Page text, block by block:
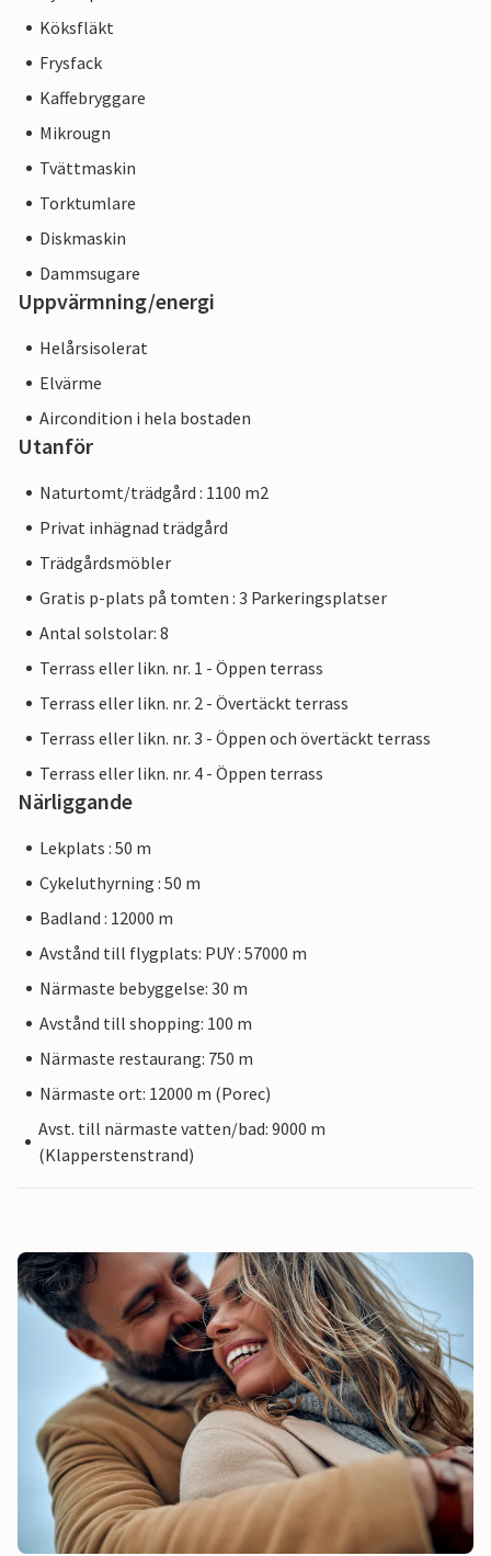
Köksfläkt
Frysfack
Kaffebryggare
Mikrougn
Tvättmaskin
Torktumlare
Diskmaskin
Dammsugare
Uppvärmning/energi
Helårsisolerat
Elvärme
Aircondition i hela bostaden
Utanför
Naturtomt/trädgård : 1100 m2
Privat inhägnad trädgård
Trädgårdsmöbler
Gratis p-plats på tomten : 3 Parkeringsplatser
Antal solstolar: 8
Terrass eller likn. nr. 1 - Öppen terrass
Terrass eller likn. nr. 2 - Övertäckt terrass
Terrass eller likn. nr. 3 - Öppen och övertäckt terrass
Terrass eller likn. nr. 4 - Öppen terrass
Närliggande
Lekplats : 50 m
Cykeluthyrning : 50 m
Badland : 12000 m
Avstånd till flygplats: PUY : 57000 m
Närmaste bebyggelse: 30 m
Avstånd till shopping: 100 m
Närmaste restaurang: 750 m
Närmaste ort: 12000 m (Porec)
Avst. till närmaste vatten/bad: 9000 m
(Klapperstenstrand)